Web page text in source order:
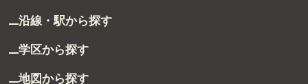
沿線・駅から探す
学区から探す
地図から探す
会社紹介
東宝ハウス大田東京に
スタッフ一覧